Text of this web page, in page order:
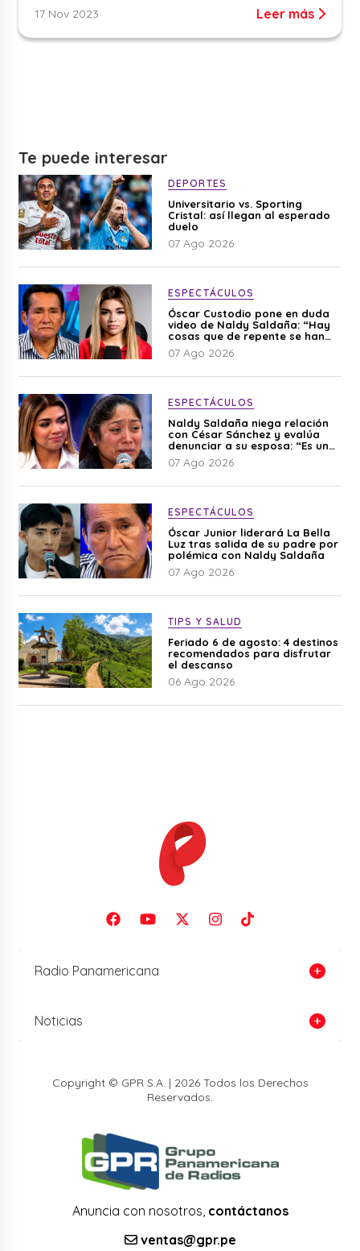
17 Nov 2023 Leer más
Te puede interesar
DEPORTES
Universitario vs. Sporting
Cristal: así llegan al esperado
duelo
07 Ago 2026
ESPECTÁCULOS
Óscar Custodio pone en duda
video de Naldy Saldaña: “Hay
cosas que de repente se han
editado”
07 Ago 2026
ESPECTÁCULOS
Naldy Saldaña niega relación
con César Sánchez y evalúa
denunciar a su esposa: “Es una
difamación”
07 Ago 2026
ESPECTÁCULOS
Óscar Junior liderará La Bella
Luz tras salida de su padre por
polémica con Naldy Saldaña
07 Ago 2026
TIPS Y SALUD
Feriado 6 de agosto: 4 destinos
recomendados para disfrutar
el descanso
06 Ago 2026
Radio Panamericana
Noticias
Copyright © GPR S.A. | 2026 Todos los Derechos
Reservados.
Anuncia con nosotros, contáctanos
ventas@gpr.pe